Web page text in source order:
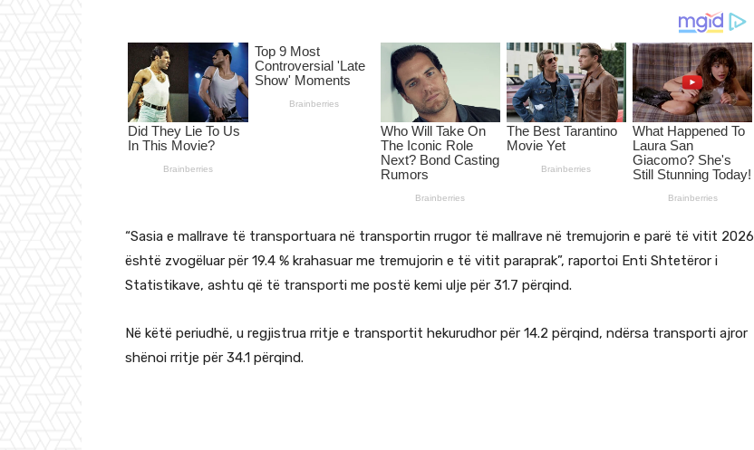
“Sasia e mallrave të transportuara në transportin rrugor të mallrave në tremujorin e parë të vitit 2026
është zvogëluar për 19.4 % krahasuar me tremujorin e të vitit paraprak”, raportoi Enti Shtetëror i
Statistikave, ashtu që të transporti me postë kemi ulje për 31.7 përqind.
Në këtë periudhë, u regjistrua rritje e transportit hekurudhor për 14.2 përqind, ndërsa transporti ajror
shënoi rritje për 34.1 përqind.